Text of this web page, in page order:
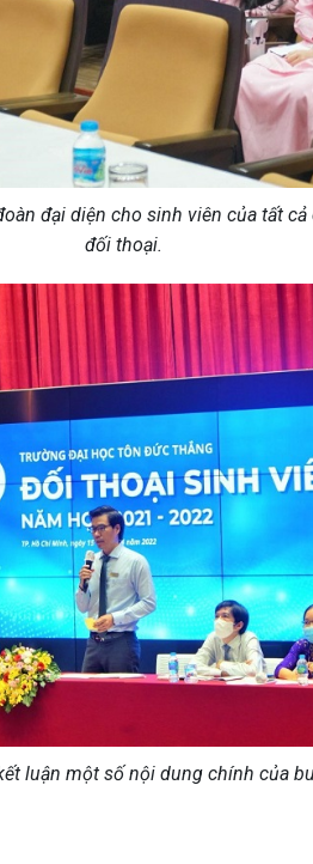
đại diện cho sinh viên của tất
đối thoại.
luận một số nội dung chính của